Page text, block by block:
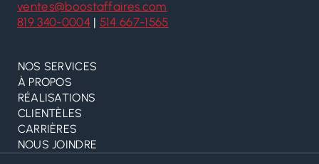
ventes@boostaffaires.com
819 340-0004| 514 667-1565
NOS SERVICES
À PROPOS
RÉALISATIONS
CLIENTÈLES
CARRIÈRES
NOUS JOINDRE